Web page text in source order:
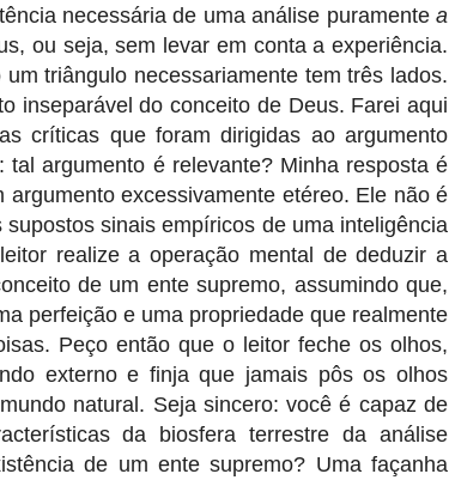
necessária de uma análise puramente a
ou seja, sem levar em conta a experiência.
triângulo necessariamente tem três lados.
inseparável do conceito de Deus. Farei aqui
críticas que foram dirigidas ao argumento
tal argumento é relevante? Minha resposta é
argumento excessivamente etéreo. Ele não é
sinais empíricos de uma inteligência
realize a operação mental de deduzir a
de um ente supremo, assumindo que,
perfeição e uma propriedade que realmente
Peço então que o leitor feche os olhos,
externo e finja que jamais pôs os olhos
natural. Seja sincero: você é capaz de
da biosfera terrestre da análise
de um ente supremo? Uma façanha